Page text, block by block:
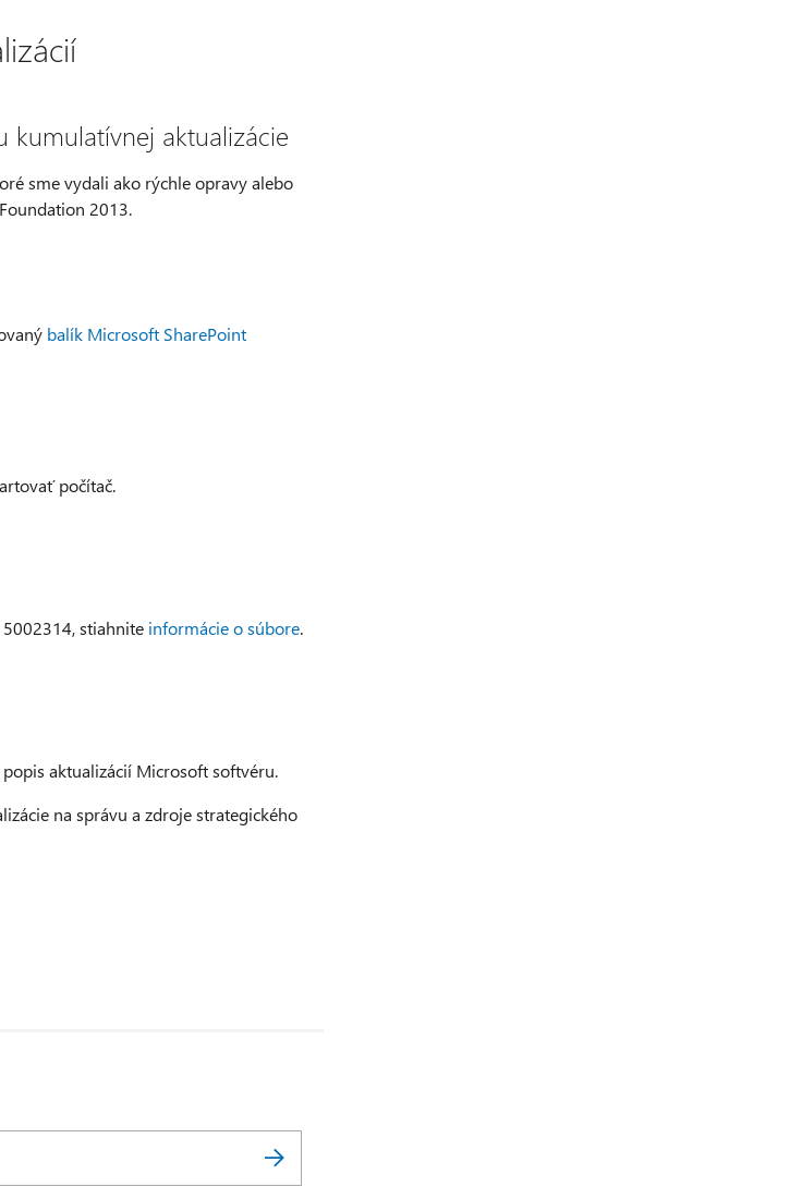
kumulatívnej aktualizácie
sme vydali ako rýchle opravy alebo
2013.
balík Microsoft SharePoint
počítač.
stiahnite informácie o súbore.
aktualizácií Microsoft softvéru.
na správu a zdroje strategického